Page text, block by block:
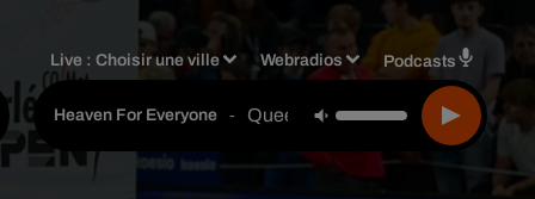
Live :Choisir une ville Webradios Podcasts
Heaven For Everyone - Queen